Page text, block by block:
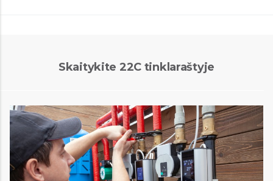
Skaitykite 22C tinklaraštyje